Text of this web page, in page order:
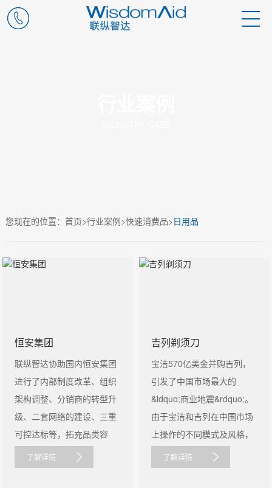
您现在的位置： 首页>行业案例>快速消费品>日用品
恒安集团
联纵智达协助国内恒安集团
进行了内部制度改革、组织
架构调整、分销商的转型升
级、二套网络的建设、三重
可控达标等，拓充品类容
量，实......
了解详情
吉列剃须刀
宝洁570亿美金并购吉列，
引发了中国市场最大的
&ldquo;商业地震&rdquo;。
由于宝洁和吉列在中国市场
上操作的不同模式及风格，
导致宝洁......
了解详情